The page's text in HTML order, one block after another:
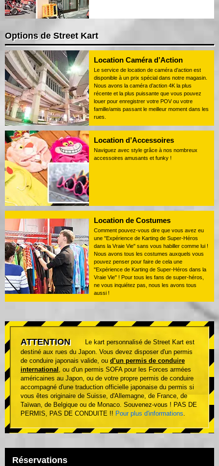
Options de Street Kart
Location Caméra d’Action
Le service de location de caméra d’action est
disponible à un prix spécial dans notre magasin.
Nous avons la caméra d’action 4K la plus
récente et la plus puissante que vous pouvez
louer pour enregistrer votre POV ou votre
famille/amis passant le meilleur moment dans les
rues.
Location d’Accessoires
Naviguez avec style grâce à nos nombreux
accessoires amusants et funky !
Location de Costumes
Comment pouvez-vous dire que vous avez eu
une "Expérience de Karting de Super-Héros
dans la Vraie Vie" sans vous habiller comme lui !
Nous avons tous les costumes auxquels vous
pouvez penser pour faire de cela une
"Expérience de Karting de Super-Héros dans la
Vraie Vie" ! Pour tous les fans de super-héros,
ne vous inquiétez pas, nous les avons tous
aussi !
ATTENTION
Le kart personnalisé de Street Kart est
destiné aux rues du Japon. Vous devez disposer d'un permis
de conduire japonais valide, ou d’un permis de conduire
international , ou d'un permis SOFA pour les Forces armées
américaines au Japon, ou de votre propre permis de conduire
accompagné d'une traduction officielle japonaise du permis si
vous êtes originaire de Suisse, d'Allemagne, de France, de
Taïwan, de Belgique ou de Monaco. Souvenez-vous ! PAS DE
PERMIS, PAS DE CONDUITE !! Pour plus d'informations.
Réservations